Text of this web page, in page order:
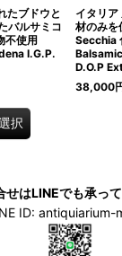
たブドウと
バルサミコ
不使用
I.G.P.
択
イタリア
材のみを
Secchia
D.O.P
38,000
せはLINEでも承っ
ID: antiquiarium-